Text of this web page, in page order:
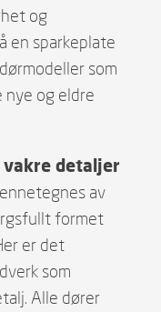
og
en sparkeplate
som
og eldre
vakre detaljer
av
formet
er det
som
Alle dører